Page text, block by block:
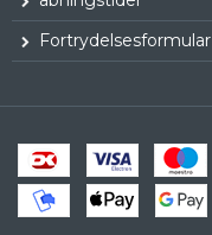
Fortrydelsesformular